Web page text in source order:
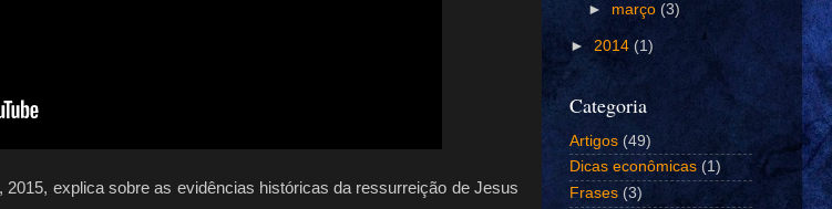
explica sobre as evidências históricas da ressurreição de Jesus
► março (3)
► 2014 (1)
Categoria
Artigos (49)
Dicas econômicas (1)
Frases (3)